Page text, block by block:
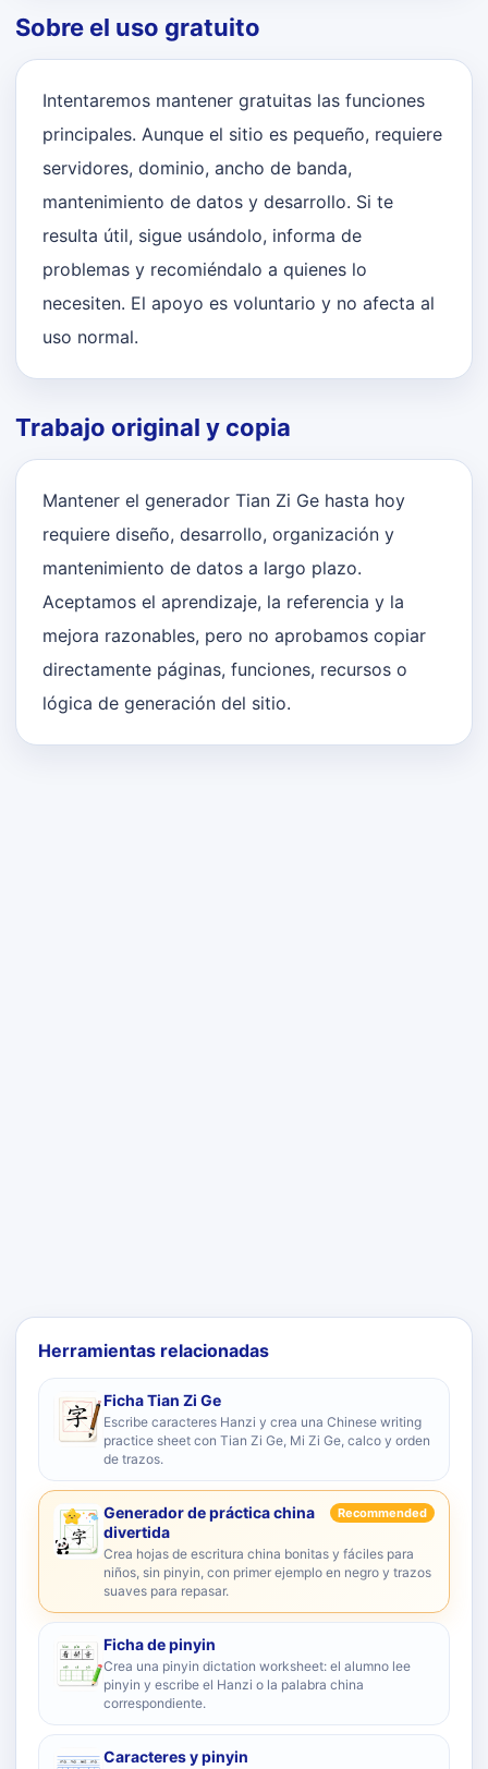
Sobre el uso gratuito
Intentaremos mantener gratuitas las funciones
principales. Aunque el sitio es pequeño, requiere
servidores, dominio, ancho de banda,
mantenimiento de datos y desarrollo. Si te
resulta útil, sigue usándolo, informa de
problemas y recomiéndalo a quienes lo
necesiten. El apoyo es voluntario y no afecta al
uso normal.
Trabajo original y copia
Mantener el generador Tian Zi Ge hasta hoy
requiere diseño, desarrollo, organización y
mantenimiento de datos a largo plazo.
Aceptamos el aprendizaje, la referencia y la
mejora razonables, pero no aprobamos copiar
directamente páginas, funciones, recursos o
lógica de generación del sitio.
Herramientas relacionadas
Ficha Tian Zi Ge
Escribe caracteres Hanzi y crea una Chinese writing
practice sheet con Tian Zi Ge, Mi Zi Ge, calco y orden
de trazos.
Generador de práctica china
divertida
Recommended
Crea hojas de escritura china bonitas y fáciles para
niños, sin pinyin, con primer ejemplo en negro y trazos
suaves para repasar.
Ficha de pinyin
Crea una pinyin dictation worksheet: el alumno lee
pinyin y escribe el Hanzi o la palabra china
correspondiente.
Caracteres y pinyin